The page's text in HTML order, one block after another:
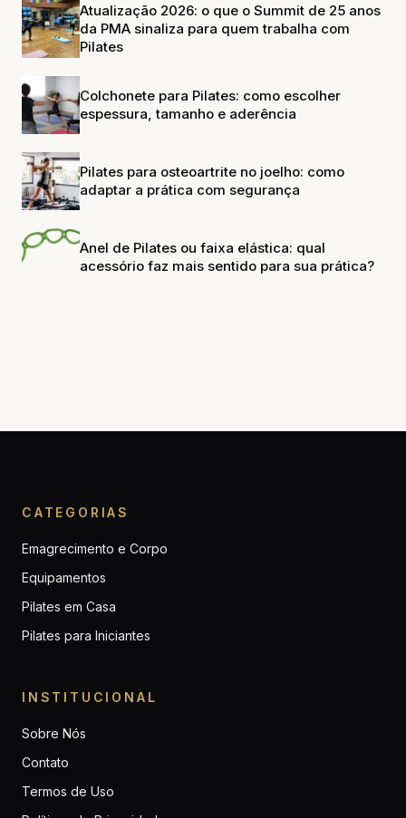
Atualização 2026: o que o Summit de 25 anos
da PMA sinaliza para quem trabalha com
Pilates
Colchonete para Pilates: como escolher
espessura, tamanho e aderência
Pilates para osteoartrite no joelho: como
adaptar a prática com segurança
Anel de Pilates ou faixa elástica: qual
acessório faz mais sentido para sua prática?
CATEGORIAS
Emagrecimento e Corpo
Equipamentos
Pilates em Casa
Pilates para Iniciantes
INSTITUCIONAL
Sobre Nós
Contato
Termos de Uso